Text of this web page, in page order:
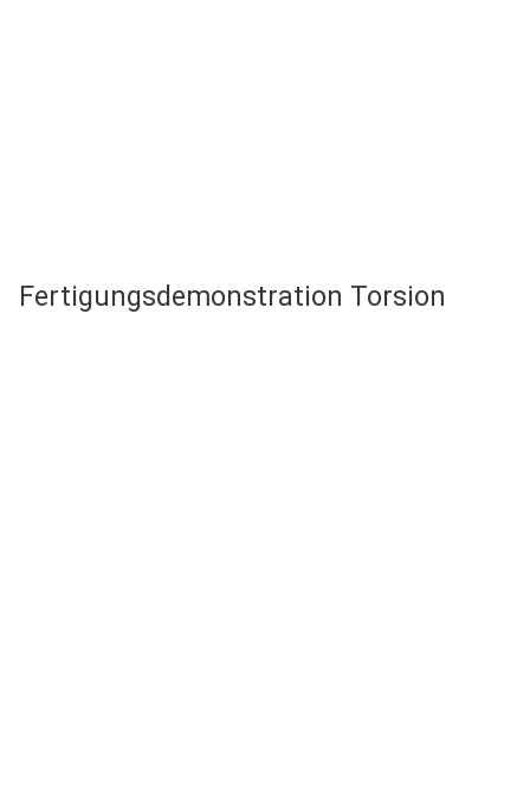
Fertigungsdemonstration Torsion